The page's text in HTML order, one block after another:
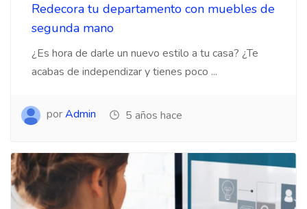
Redecora tu departamento con muebles de
segunda mano
¿Es hora de darle un nuevo estilo a tu casa? ¿Te
acabas de independizar y tienes poco ...
porAdmin 5 años hace